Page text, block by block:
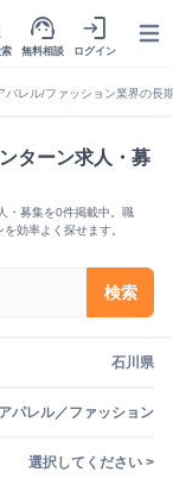
support_agent
無料相談
login
ログイン
パレル/ファッション業界の長
ターン求人・募
・募集を0件掲載中。職
効率よく探せます。
検索
石川県
アパレル／ファッション
選択してください >